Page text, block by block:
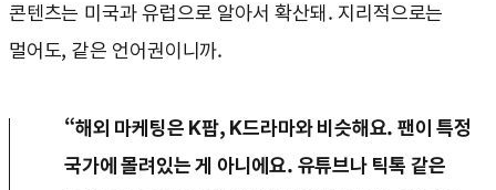
콘텐츠는 미국과 유럽으로 알아서 확산돼. 지리적으로는
멀어도, 같은 언어권이니까.
“해외 마케팅은 K팝, K드라마와 비슷해요. 팬이 특정
국가에 몰려있는 게 아니에요. 유튜브나 틱톡 같은